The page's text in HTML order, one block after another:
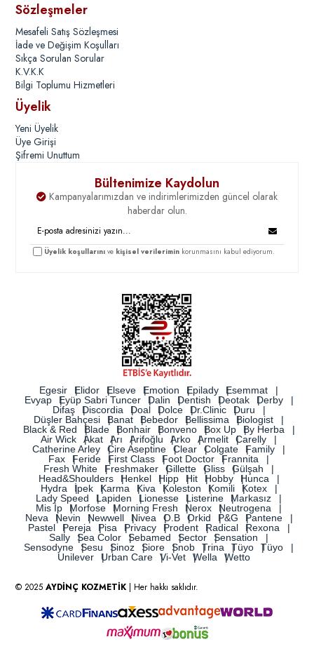
Sözleşmeler
Mesafeli Satış Sözleşmesi
İade ve Değişim Koşulları
Sıkça Sorulan Sorular
K.V.K.K
Bilgi Toplumu Hizmetleri
Üyelik
Yeni Üyelik
Üye Girişi
Şifremi Unuttum
Bültenimize Kaydolun
Kampanyalarımızdan ve indirimlerimizden güncel olarak
haberdar olun.
Üyelik koşullarını ve kişisel verilerimin korunmasını kabul ediyorum.
Egesir Elidor Elseve Emotion Epilady
Esemmat
Evyap
Eyüp Sabri Tuncer Dalin Dentish Deotak
Derby
Difaş
Discordia Doal Dolce Dr.Clinic
Duru
Düşler Bahçesi
Banat Bebedor Bellissima
Biologist
Black & Red
Blade Bonhair Bonveno Box Up
By Herba
Air Wick
Akat Arı Arifoğlu Arko Armelit
Carelly
Catherine Arley
Cire Aseptine Clear Colgate
Family
Fax
Feride First Class Foot Doctor
Frannita
Fresh White
Freshmaker Gillette Gliss
Gülşah
Head&Shoulders
Henkel Hipp Hit Hobby
Hunca
Hydra
İpek Karma Kiva Koleston Komili
Kotex
Lady Speed
Lapiden Lionesse Listerine
Markasız
Mis İp
Morfose Morning Fresh Nerox
Neutrogena
Neva
Nevin Newwell Nivea O.B Orkid P&G
Pantene
Pastel
Pereja Pisa Privacy Prodent Radical
Rexona
Sally
Sea Color Sebamed Sector
Sensation
Sensodyne
Sesu Sinoz Siore Snob Trina Tüyo
Tüyo
Unilever
Urban Care Vi-Vet Wella Wetto
© 2025AYDİNÇ KOZMETİK | Her hakkı saklıdır.